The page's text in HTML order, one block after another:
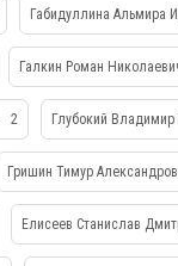
Габидуллина Альмира
Галкин Роман
2 Глубокий Владимир
Гришин Тимур
Елисеев Станислав